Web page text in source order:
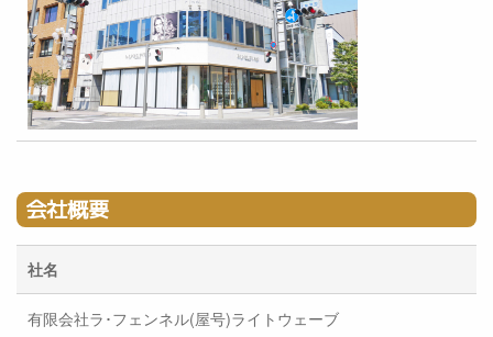
会社概要
社名
有限会社ラ･フェンネル(屋号)ライトウェーブ